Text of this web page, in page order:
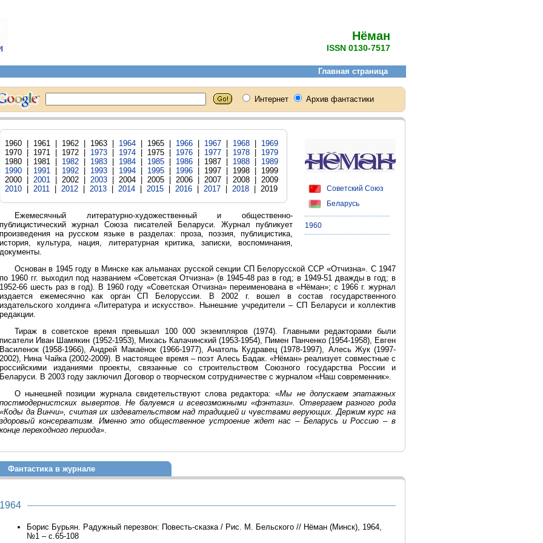
Нёман
ISSN 0130-7517
Советский Союз
Беларусь
1960
1960 | 1961 | 1962 | 1963 | 1964 | 1965 | 1966 1967 1968
1969
1970 | 1971 | 1972 | 1973 1974 | 1975 | 1976 1977 1978
1979
1980 | 1981 | 1982 1983 1984 1985 1986 | 1987 | 1988
1989
1990
1991 1992 1993 1994 1995 1996 | 1997 | 1998 | 1999
2000 | 2001 | 2002 | 2003 | 2004 | 2005 | 2006 | 2007 | 2008 | 2009
2010
2011 2012 2013 2014 2015 2016 2017 2018 | 2019
Ежемесячный литературно-художественный и общественно-
публицистический журнал Союза писателей Беларуси. Журнал публикует
произведения на русском языке в разделах: проза, поэзия, публицистика,
история, культура, нация, литературная критика, записки, воспоминания,
документы.
Основан в 1945 году в Минске как альманах русской секции СП Белорусской ССР «Отчизна». С 1947
по 1960 гг. выходил под названием «Советская Отчизна» (в 1945-48 раз в год; в 1949-51 дважды в год; в
1952-66 шесть раз в год). В 1960 году «Советская Отчизна» переименована в «Нёман»; с 1966 г. журнал
издается ежемесячно как орган СП Белоруссии. В 2002 г. вошел в состав государственного
издательского холдинга «Литература и искусство». Нынешние учредители – СП Беларуси и коллектив
редакции.
Тираж в советское время превышал 100 000 экземпляров (1974). Главными редакторами были
писатели Иван Шамякин (1952-1953), Михась Калачинский (1953-1954), Пимен Панченко (1954-1958), Евген
Василенок (1958-1966), Андрей Макаёнок (1966-1977), Анатоль Кудравец (1978-1997), Алесь Жук (1997-
2002), Нина Чайка (2002-2009). В настоящее время – поэт Алесь Бадак. «Нёман» реализует совместные с
российскими изданиями проекты, связанные со строительством Союзного государства России и
Беларуси. В 2003 году заключил Договор о творческом сотрудничестве с журналом «Наш современник».
О нынешней позиции журнала свидетельствуют слова редактора: «Мы не допускаем эпатажных
постмодернистских вывертов. Не балуемся и всевозможными «фэнтази». Отвергаем разного рода
«Коды да Винчи», считая их издевательством над традицией и чувствами верующих. Держим курс на
здоровый консерватизм. Именно это общественное устроение ждет нас – Беларусь и Россию – в
конце переходного периода».
Фантастика в журнале
1964
Борис Бурьян. Радужный перезвон: Повесть-сказка / Рис. М. Бельского // Нёман (Минск), 1964,
№1 – с.65-108